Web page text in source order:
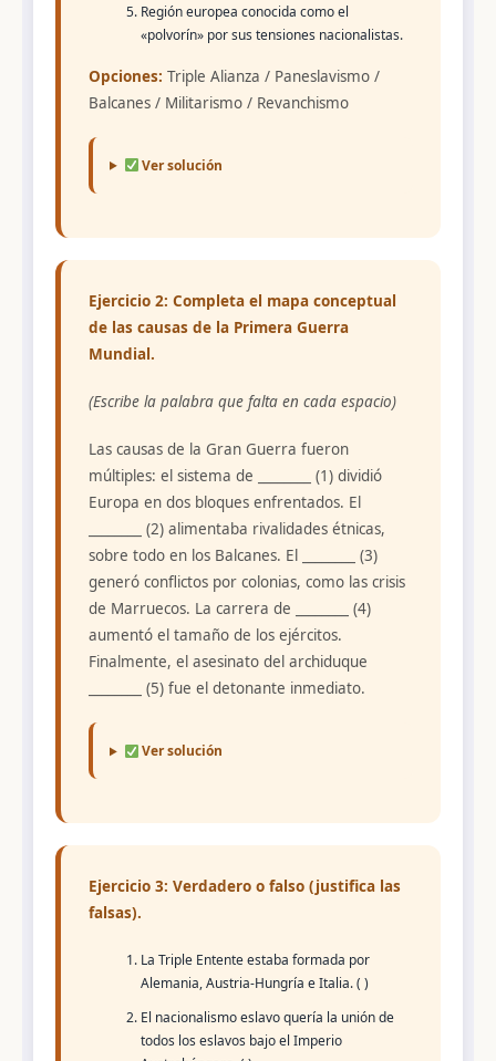
Región europea conocida como el
«polvorín» por sus tensiones nacionalistas.
Opciones: Triple Alianza / Paneslavismo /
Balcanes / Militarismo / Revanchismo
Ver solución
Ejercicio 2: Completa el mapa conceptual
de las causas de la Primera Guerra
Mundial.
(Escribe la palabra que falta en cada espacio)
Las causas de la Gran Guerra fueron
múltiples: el sistema de ________ (1) dividió
Europa en dos bloques enfrentados. El
________ (2) alimentaba rivalidades étnicas,
sobre todo en los Balcanes. El ________ (3)
generó conflictos por colonias, como las crisis
de Marruecos. La carrera de ________ (4)
aumentó el tamaño de los ejércitos.
Finalmente, el asesinato del archiduque
________ (5) fue el detonante inmediato.
Ver solución
Ejercicio 3: Verdadero o falso (justifica las
falsas).
La Triple Entente estaba formada por
Alemania, Austria-Hungría e Italia. ( )
El nacionalismo eslavo quería la unión de
todos los eslavos bajo el Imperio